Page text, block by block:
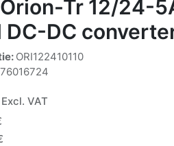
Tr 12/24-
DC-DC
ORI122410110
Excl. VAT